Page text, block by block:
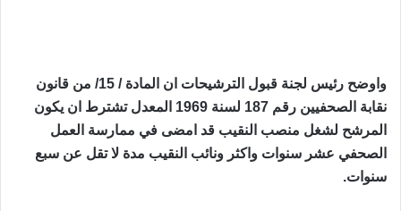
واوضح رئيس لجنة قبول الترشيحات ان المادة / 15/ من قانون
نقابة الصحفيين رقم 187 لسنة 1969 المعدل تشترط ان يكون
المرشح لشغل منصب النقيب قد امضى في ممارسة العمل
الصحفي عشر سنوات واكثر ونائب النقيب مدة لا تقل عن سبع
سنوات.